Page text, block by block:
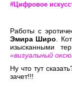
#Цифровое
Работы с
Эмира Широ.
изысканными
«визуальный
Ну что тут
зачет!!!